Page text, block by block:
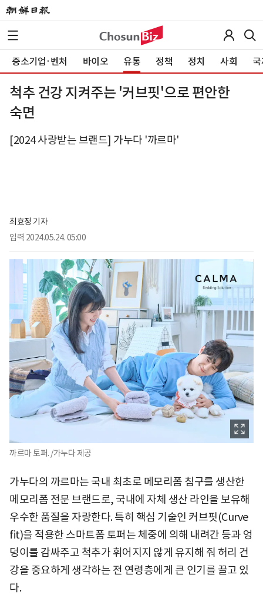
중소기업·벤처 바이오 유통 정책 정치 사회
척추 건강 지켜주는 '커브핏'으로 편안한
숙면
[2024 사랑받는 브랜드] 가누다 '까르마'
최효정 기자
입력 2024.05.24. 05:00
까르마 토퍼. /가누다 제공
가누다의 까르마는 국내 최초로 메모리폼 침구를 생산한
메모리폼 전문 브랜드로, 국내에 자체 생산 라인을 보유해
우수한 품질을 자랑한다. 특히 핵심 기술인 커브핏(Curve
fit)을 적용한 스마트폼 토퍼는 체중에 의해 내려간 등과 엉
덩이를 감싸주고 척추가 휘어지지 않게 유지해 줘 허리 건
강을 중요하게 생각하는 전 연령층에게 큰 인기를 끌고 있
다.